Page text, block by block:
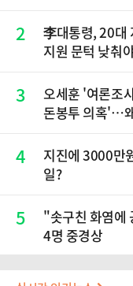
2
李대통령, 20대
지원 문턱 낮춰
3
오세훈 '여론조
돈봉투 의혹'…
4
지진에 3000만
일?
5
"솟구친 화염에
4명 중경상